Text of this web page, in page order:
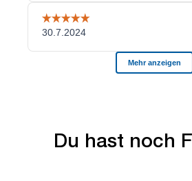
Du hast noch